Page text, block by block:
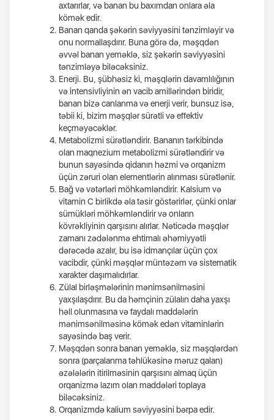
axtarırlar, və banan bu baxımdan onlara əla
kömək edir.
Banan qanda şəkərin səviyyəsini tənzimləyir və
onu normallaşdırır. Buna görə də, məşqdən
əvvəl banan yeməklə, siz şəkərin səviyyəsini
tənzimləyə biləcəksiniz.
Enerji. Bu, şübhəsiz ki, məşqlərin davamlılığının
və intensivliyinin ən vacib amillərindən biridir,
banan bizə canlanma və enerji verir, bunsuz isə,
təbii ki, bizim məşqlər sürətli və effektiv
keçməyəcəklər.
Metabolizmi sürətləndirir. Bananın tərkibində
olan maqnezium metabolizmi sürətləndirir və
bunun sayəsində qidanın həzmi və orqanizm
üçün zəruri olan elementlərin alınması sürətlənir.
Bağ və vətərləri möhkəmləndirir. Kalsium və
vitamin C birlikdə əla təsir göstərirlər, çünki onlar
sümükləri möhkəmləndirir və onların
kövrəkliyinin qarşısını alırlar. Nəticədə məşqlər
zamanı zədələnmə ehtimalı əhəmiyyətli
dərəcədə azalır, bu isə idmançılar üçün çox
vacibdir, çünki məşqlər müntəzəm və sistematik
xarakter daşımalıdırlar.
Zülal birləşmələrinin mənimsənilməsini
yaxşılaşdırır. Bu da həmçinin zülalın daha yaxşı
həll olunmasına və faydalı maddələrin
mənimsənilməsinə kömək edən vitaminlərin
sayəsində baş verir.
Məşqdən sonra banan yeməklə, siz məşqlərdən
sonra (parçalanma təhlükəsinə məruz qalan)
əzələlərin itirilməsinin qarşısını almaq üçün
orqanizmə lazım olan maddələri toplaya
biləcəksiniz.
Orqanizmdə kalium səviyyəsini bərpa edir.